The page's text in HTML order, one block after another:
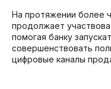
На протяжении более
продолжает
помогая банку
совершенствовать
цифровые каналы